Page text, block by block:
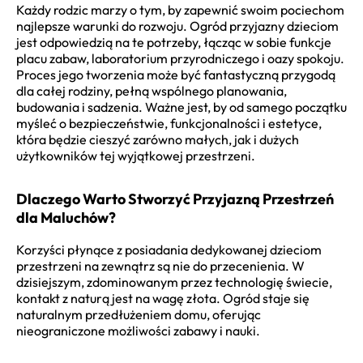
Każdy rodzic marzy o tym, by zapewnić swoim pociechom
najlepsze warunki do rozwoju. Ogród przyjazny dzieciom
jest odpowiedzią na te potrzeby, łącząc w sobie funkcje
placu zabaw, laboratorium przyrodniczego i oazy spokoju.
Proces jego tworzenia może być fantastyczną przygodą
dla całej rodziny, pełną wspólnego planowania,
budowania i sadzenia. Ważne jest, by od samego początku
myśleć o bezpieczeństwie, funkcjonalności i estetyce,
która będzie cieszyć zarówno małych, jak i dużych
użytkowników tej wyjątkowej przestrzeni.
Dlaczego Warto Stworzyć Przyjazną Przestrzeń
dla Maluchów?
Korzyści płynące z posiadania dedykowanej dzieciom
przestrzeni na zewnątrz są nie do przecenienia. W
dzisiejszym, zdominowanym przez technologię świecie,
kontakt z naturą jest na wagę złota. Ogród staje się
naturalnym przedłużeniem domu, oferując
nieograniczone możliwości zabawy i nauki.